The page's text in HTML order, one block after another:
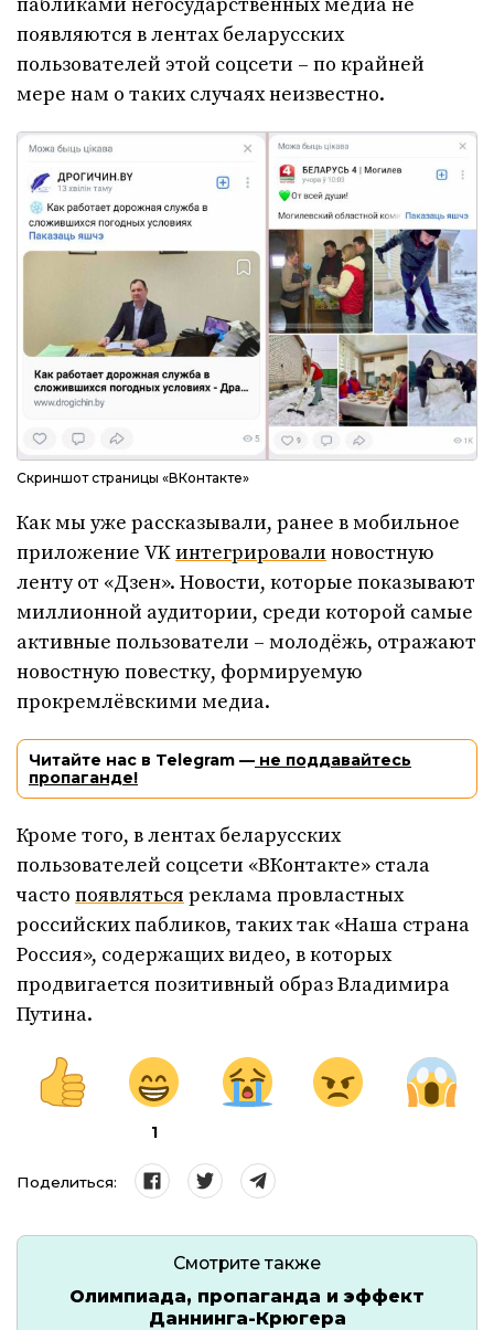
пабликами негосударственных медиа не
появляются в лентах беларусских
пользователей этой соцсети – по крайней
мере нам о таких случаях неизвестно.
Скриншот страницы «ВКонтакте»
Как мы уже рассказывали, ранее в мобильное
приложение VKинтегрировали новостную
ленту от «Дзен». Новости, которые показывают
миллионной аудитории, среди которой самые
активные пользователи – молодёжь, отражают
новостную повестку, формируемую
прокремлёвскими медиа.
Читайте нас в Telegram — не поддавайтесь
пропаганде!
Кроме того, в лентах беларусских
пользователей соцсети «ВКонтакте» стала
часто появляться реклама провластных
российских пабликов, таких так «Наша страна
Россия», содержащих видео, в которых
продвигается позитивный образ Владимира
Путина.
1
Поделиться:
Смотрите также
Олимпиада, пропаганда и эффект
Даннинга-Крюгера